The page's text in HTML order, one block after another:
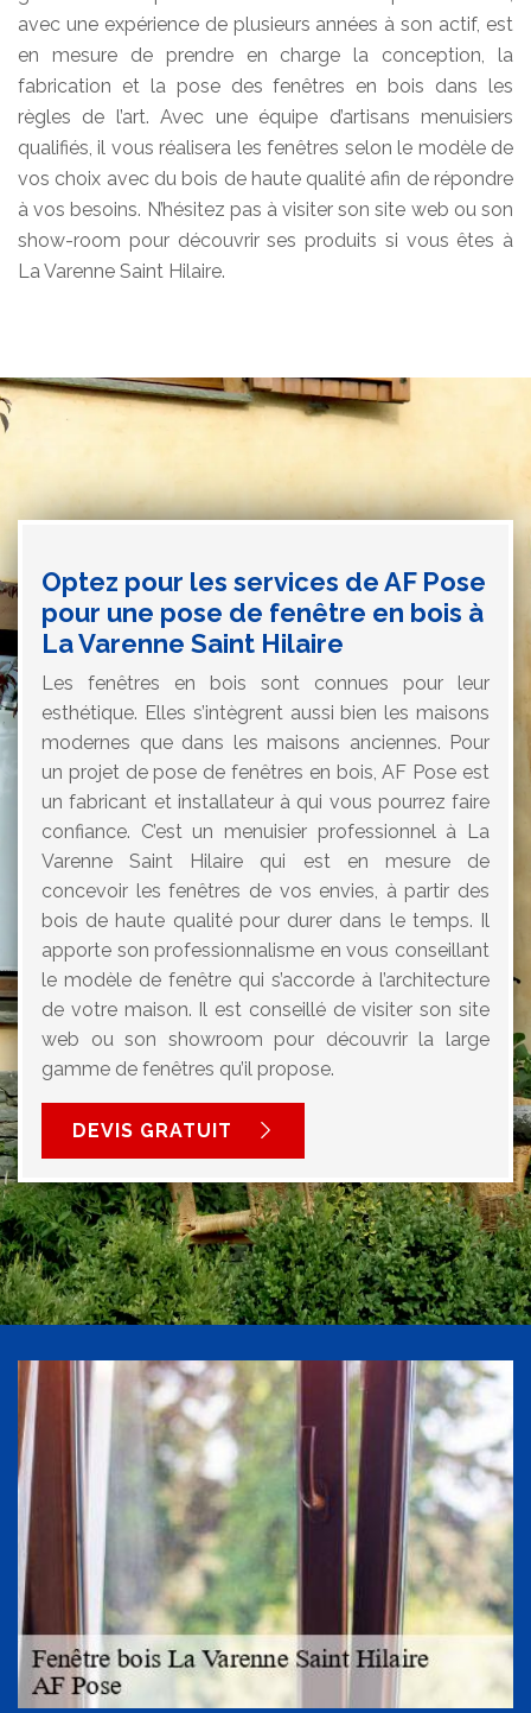
avec une expérience de plusieurs années à son actif, est
en mesure de prendre en charge la conception, la
fabrication et la pose des fenêtres en bois dans les
règles de l’art. Avec une équipe d’artisans menuisiers
qualifiés, il vous réalisera les fenêtres selon le modèle de
vos choix avec du bois de haute qualité afin de répondre
à vos besoins. N’hésitez pas à visiter son site web ou son
show-room pour découvrir ses produits si vous êtes à
La Varenne Saint Hilaire.
Optez pour les services de AF Pose
pour une pose de fenêtre en bois à
La Varenne Saint Hilaire
Les fenêtres en bois sont connues pour leur
esthétique. Elles s’intègrent aussi bien les maisons
modernes que dans les maisons anciennes. Pour
un projet de pose de fenêtres en bois, AF Pose est
un fabricant et installateur à qui vous pourrez faire
confiance. C’est un menuisier professionnel à La
Varenne Saint Hilaire qui est en mesure de
concevoir les fenêtres de vos envies, à partir des
bois de haute qualité pour durer dans le temps. Il
apporte son professionnalisme en vous conseillant
le modèle de fenêtre qui s’accorde à l’architecture
de votre maison. Il est conseillé de visiter son site
web ou son showroom pour découvrir la large
gamme de fenêtres qu’il propose.
DEVIS GRATUIT